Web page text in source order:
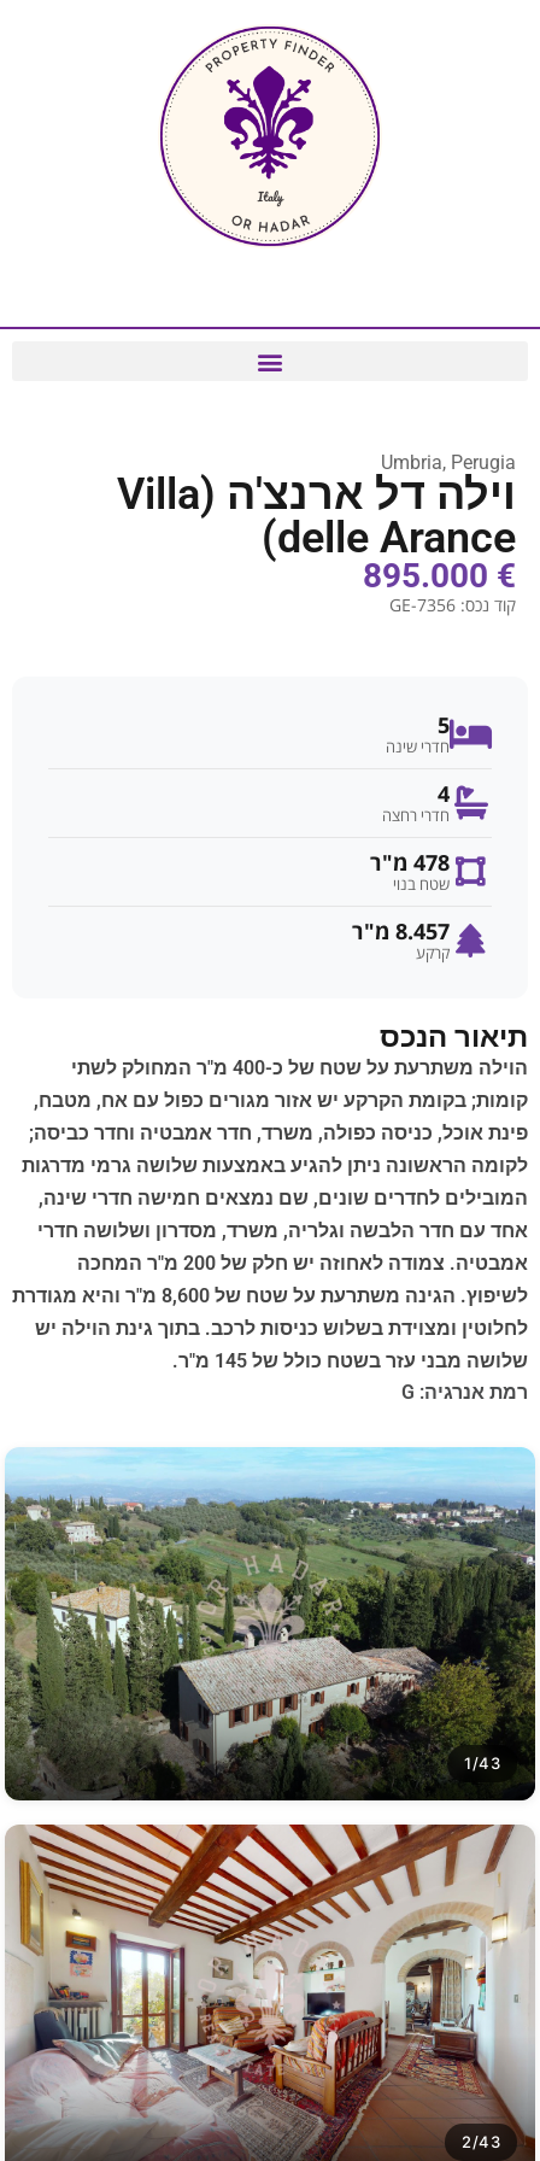
Umbria, Perugia
וילה דל ארנצ'ה (Villa
delle Arance)
€ 895.000
קוד נכס: GE-7356
5
חדרי שינה
4
חדרי רחצה
478 מ"ר
שטח בנוי
8.457 מ"ר
קרקע
תיאור הנכס
הוילה משתרעת על שטח של כ-400 מ"ר המחולק לשתי
קומות; בקומת הקרקע יש אזור מגורים כפול עם אח, מטבח,
פינת אוכל, כניסה כפולה, משרד, חדר אמבטיה וחדר כביסה;
לקומה הראשונה ניתן להגיע באמצעות שלושה גרמי מדרגות
המובילים לחדרים שונים, שם נמצאים חמישה חדרי שינה,
אחד עם חדר הלבשה וגלריה, משרד, מסדרון ושלושה חדרי
אמבטיה. צמודה לאחוזה יש חלק של 200 מ"ר המחכה
לשיפוץ. הגינה משתרעת על שטח של 8,600 מ"ר והיא מגודרת
לחלוטין ומצוידת בשלוש כניסות לרכב. בתוך גינת הוילה יש
שלושה מבני עזר בשטח כולל של 145 מ"ר.
רמת אנרגיה: G
1/43
2/43